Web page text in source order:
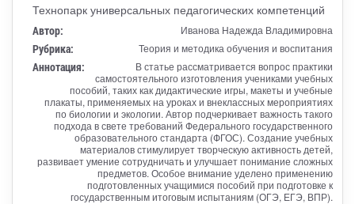
Технопарк универсальных педагогических компетенций
Автор: Иванова Надежда Владимировна
Рубрика: Теория и методика обучения и воспитания
Аннотация:
В статье рассматривается вопрос практики
самостоятельного изготовления учениками учебных
пособий, таких как дидактические игры, макеты и учебные
плакаты, применяемых на уроках и внеклассных мероприятиях
по биологии и экологии. Автор подчеркивает важность такого
подхода в свете требований Федерального государственного
образовательного стандарта (ФГОС). Создание учебных
материалов стимулирует творческую активность детей,
развивает умение сотрудничать и улучшает понимание сложных
предметов. Особое внимание уделено применению
подготовленных учащимися пособий при подготовке к
государственным итоговым испытаниям (ОГЭ, ЕГЭ, ВПР).